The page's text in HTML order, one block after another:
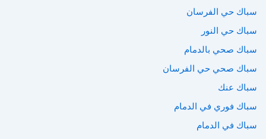
سباك حي الفرسان
سباك حي النور
سباك صحي بالدمام
سباك صحي حي الفرسان
سباك عنك
سباك فوري في الدمام
سباك في الدمام